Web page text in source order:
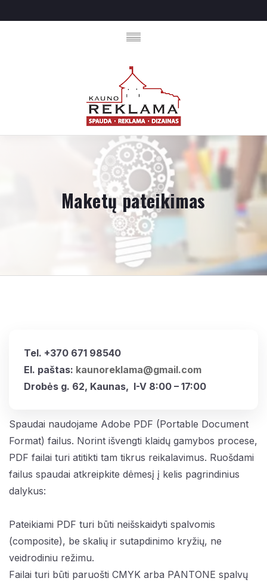
Maketų pateikimas
Tel. +370 671 98540
El. paštas: kaunoreklama@gmail.com
Drobės g. 62, Kaunas, I-V 8:00 – 17:00
Spaudai naudojame Adobe PDF (Portable Document
Format) failus. Norint išvengti klaidų gamybos procese,
PDF failai turi atitikti tam tikrus reikalavimus. Ruošdami
failus spaudai atkreipkite dėmesį į kelis pagrindinius
dalykus:
Pateikiami PDF turi būti neišskaidyti spalvomis
(composite), be skalių ir sutapdinimo kryžių, ne
veidrodiniu režimu.
Failai turi būti paruošti CMYK arba PANTONE spalvų